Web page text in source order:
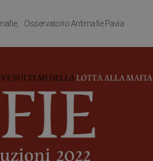
Osservatorio Antimafie Pavia